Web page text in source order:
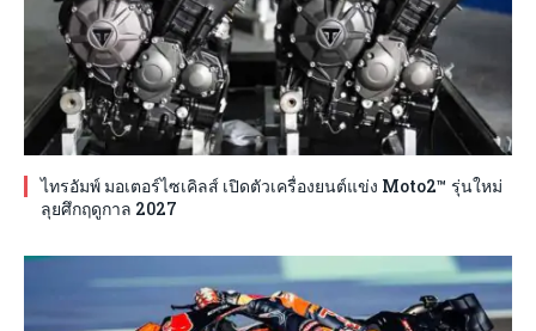
ไทรอัมพ์ มอเตอร์ไซเคิลส์ เปิดตัวเครื่องยนต์แข่ง Moto2™ รุ่นใหม่
ลุยศึกฤดูกาล 2027